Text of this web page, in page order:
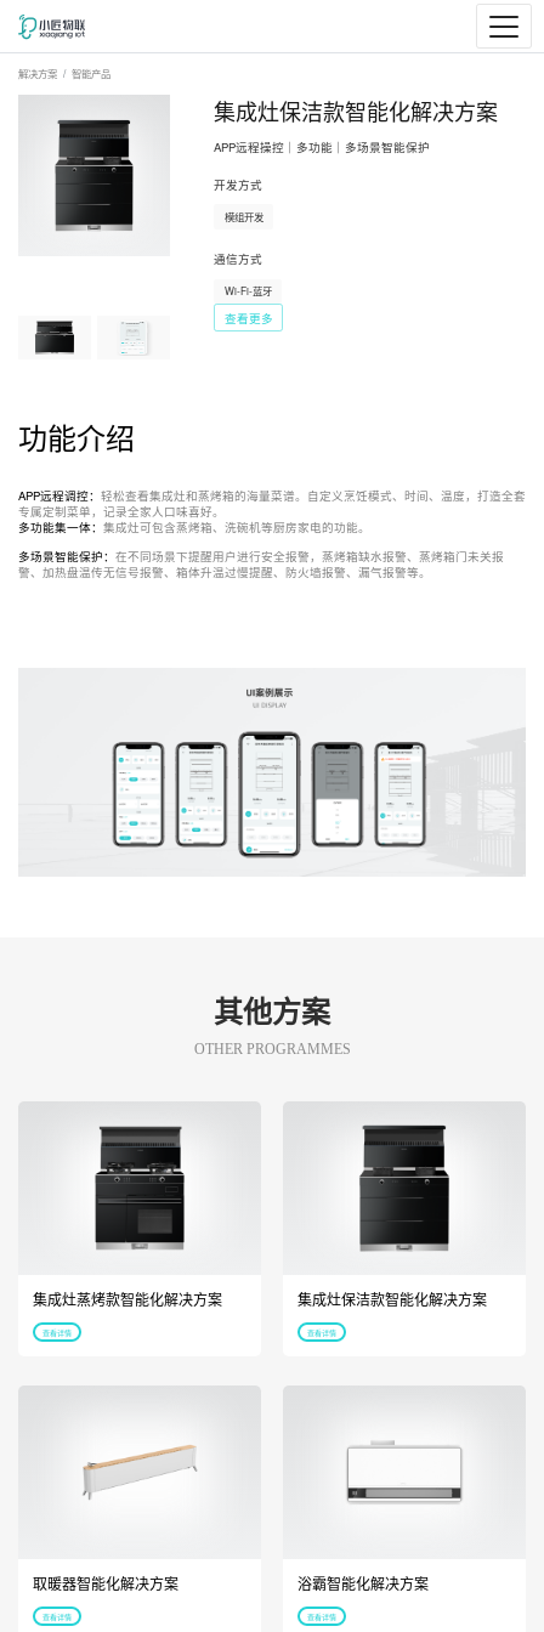
解决方案 智能产品
集成灶保洁款智能化解决方案
APP远程操控｜多功能｜多场景智能保护
开发方式
模组开发
通信方式
Wi-Fi-蓝牙
查看更多
功能介绍
APP远程调控： 轻松查看集成灶和蒸烤箱的海量菜谱。自定义烹饪模式、时间、温度，打造全套
专属定制菜单，记录全家人口味喜好。
多功能集一体： 集成灶可包含蒸烤箱、洗碗机等厨房家电的功能。
多场景智能保护： 在不同场景下提醒用户进行安全报警，蒸烤箱缺水报警、蒸烤箱门未关报
警、加热盘温传无信号报警、箱体升温过慢提醒、防火墙报警、漏气报警等。
其他方案
OTHER PROGRAMMES
集成灶蒸烤款智能化解决方案
查看详情
集成灶保洁款智能化解决方案
查看详情
取暖器智能化解决方案
查看详情
浴霸智能化解决方案
查看详情